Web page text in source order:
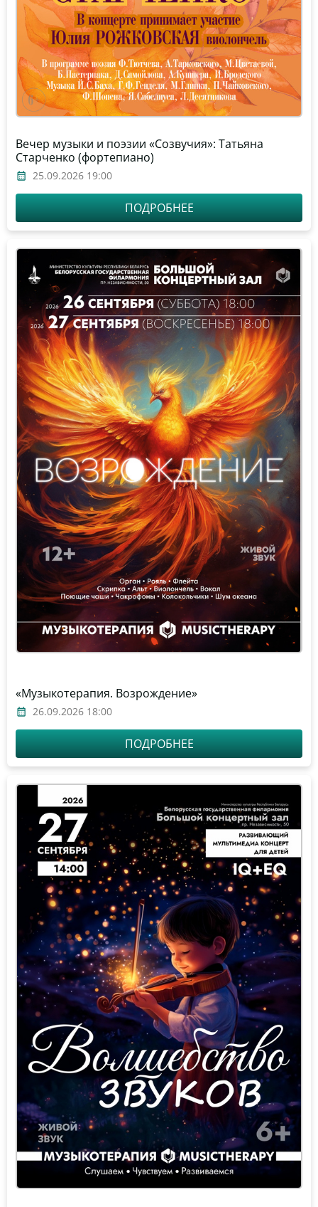
Вечер музыки и поэзии «Созвучия»: Татьяна
Старченко (фортепиано)
25.09.2026 19:00
ПОДРОБНЕЕ
«Музыкотерапия. Возрождение»
26.09.2026 18:00
ПОДРОБНЕЕ